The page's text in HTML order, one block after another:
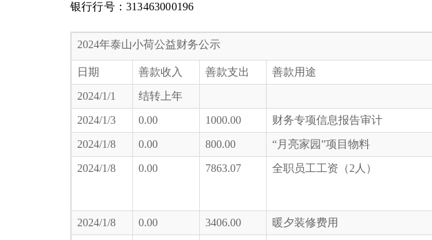
银行行号：313463000196
2024年泰山小荷公益财务公示
日期 善款收入 善款支出 善款用途
2024/1/1 结转上年
2024/1/3 0.00 1000.00 财务专项信息报告审计
2024/1/8 0.00 800.00 “月亮家园”项目物料
2024/1/8 0.00 7863.07 全职员工工资（2人）
2024/1/8 0.00 3406.00 暖夕装修费用